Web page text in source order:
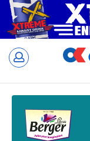
Skip